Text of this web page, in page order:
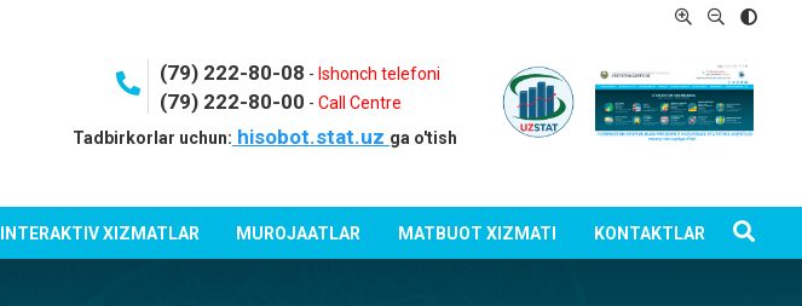
(79) 222-80-08 - Ishonch telefoni
(79) 222-80-00 -Call Centre
Tadbirkorlar uchun: hisobot.stat.uz ga o'tish
INTERAKTIV XIZMATLAR MUROJAATLAR MATBUOT XIZMATI KONTAKTLAR